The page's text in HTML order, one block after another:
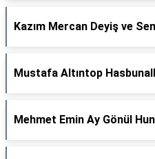
Kazım Mercan Deyiş ve
Mustafa Altıntop
Mehmet Emin Ay Gönül